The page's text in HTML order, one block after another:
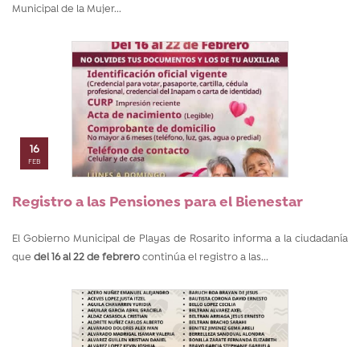
Municipal de la Mujer...
16
FEB
Registro a las Pensiones para el Bienestar
El Gobierno Municipal de Playas de Rosarito informa a la ciudadanía
que del 16 al 22 de febrerocontinúa el registro a las...